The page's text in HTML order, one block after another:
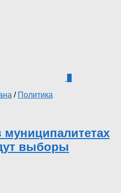
/ Политика
муниципалитетах
выборы